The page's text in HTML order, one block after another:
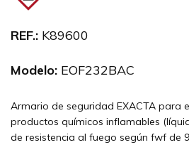
REF.: K89600
Modelo: EOF232BAC
Armario de seguridad EXACTA para
productos químicos inflamables
de resistencia al fuego según fwf de